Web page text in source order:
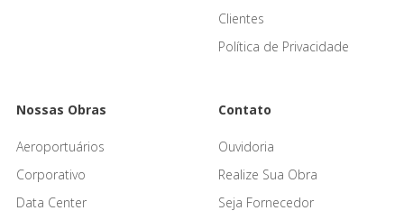
Clientes
Política de Privacidade
Nossas Obras
Aeroportuários
Corporativo
Data Center
Contato
Ouvidoria
Realize Sua Obra
Seja Fornecedor